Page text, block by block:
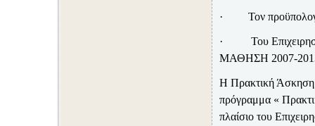
· Τον
·
Του
ΜΑΘΗΣΗ 2007-
Η Πρακτική Άσκηση
πρόγραμμα «
πλαίσιο του